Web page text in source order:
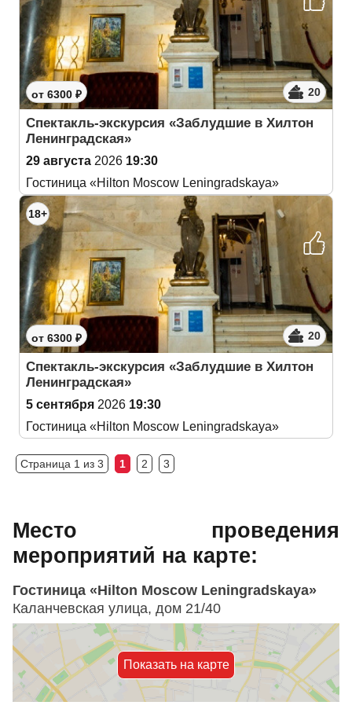
от 6300 ₽ 20
Спектакль-экскурсия «Заблудшие в Хилтон
Ленинградская»
29 августа 2026 19:30
Гостиница «Hilton Moscow Leningradskaya»
18+
от 6300 ₽ 20
Спектакль-экскурсия «Заблудшие в Хилтон
Ленинградская»
5 сентября 2026 19:30
Гостиница «Hilton Moscow Leningradskaya»
Страница 1 из 3 1 2 3
Место проведения
мероприятий на карте:
Гостиница «Hilton Moscow Leningradskaya»
Каланчевская улица, дом 21/40
Показать на карте